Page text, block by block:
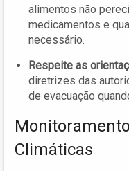
alimentos não
medicamentos e
necessário.
Respeite as
diretrizes das
de evacuação
Climáticas